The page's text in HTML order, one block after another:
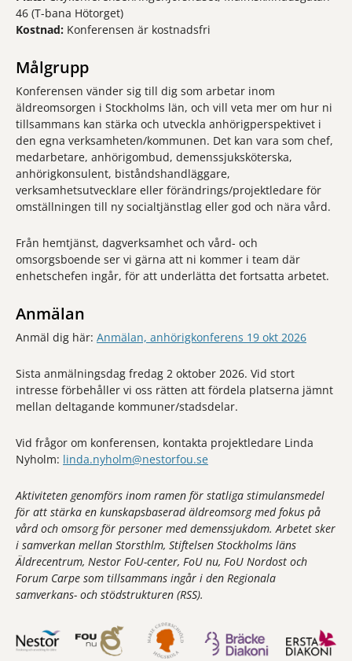
46 (T-bana Hötorget)
Kostnad: Konferensen är kostnadsfri
Målgrupp
Konferensen vänder sig till dig som arbetar inom
äldreomsorgen i Stockholms län, och vill veta mer om hur ni
tillsammans kan stärka och utveckla anhörigperspektivet i
den egna verksamheten/kommunen. Det kan vara som chef,
medarbetare, anhörigombud, demenssjuksköterska,
anhörigkonsulent, biståndshandläggare,
verksamhetsutvecklare eller förändrings/projektledare för
omställningen till ny socialtjänstlag eller god och nära vård.
Från hemtjänst, dagverksamhet och vård- och
omsorgsboende ser vi gärna att ni kommer i team där
enhetschefen ingår, för att underlätta det fortsatta arbetet.
Anmälan
Anmäl dig här: Anmälan, anhörigkonferens 19 okt 2026
Sista anmälningsdag fredag 2 oktober 2026. Vid stort
intresse förbehåller vi oss rätten att fördela platserna jämnt
mellan deltagande kommuner/stadsdelar.
Vid frågor om konferensen, kontakta projektledare Linda
Nyholm: linda.nyholm@nestorfou.se
Aktiviteten genomförs inom ramen för statliga stimulansmedel
för att stärka en kunskapsbaserad äldreomsorg med fokus på
vård och omsorg för personer med demenssjukdom. Arbetet sker
i samverkan mellan Storsthlm, Stiftelsen Stockholms läns
Äldrecentrum, Nestor FoU-center, FoU nu, FoU Nordost och
Forum Carpe som tillsammans ingår i den Regionala
samverkans- och stödstrukturen (RSS).